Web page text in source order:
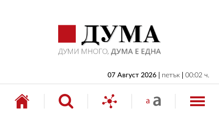
07 Август 2026 петък 00:02 ч.
БЪЛГАРИЯ
ИКОНОМИКА
ИЗБОРИ
СВЯТ